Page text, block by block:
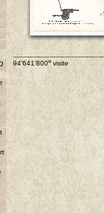
94'641'800e visite